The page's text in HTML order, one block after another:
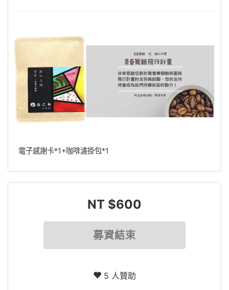
電子感謝卡*1+咖啡濾掛包*1
NT $600
募資結束
5 人贊助